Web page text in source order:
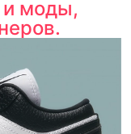
и моды,